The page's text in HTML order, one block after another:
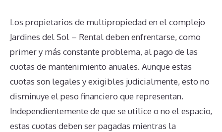
Los propietarios de multipropiedad en el complejo
Jardines del Sol – Rental deben enfrentarse, como
primer y más constante problema, al pago de las
cuotas de mantenimiento anuales. Aunque estas
cuotas son legales y exigibles judicialmente, esto no
disminuye el peso financiero que representan.
Independientemente de que se utilice o no el espacio,
estas cuotas deben ser pagadas mientras la